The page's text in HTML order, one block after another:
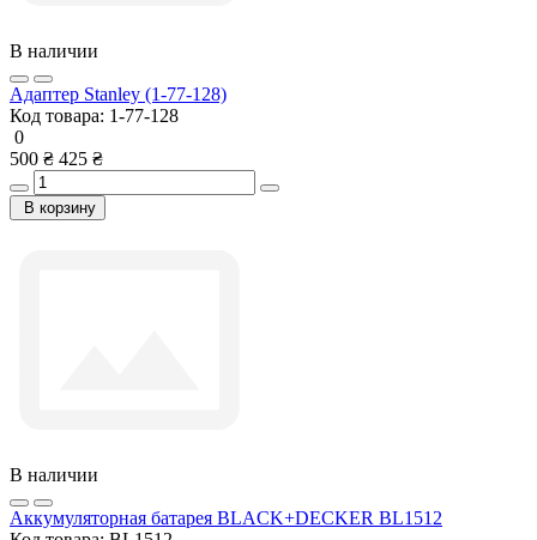
В наличии
Адаптер Stanley (1-77-128)
Код товара: 1-77-128
0
500 ₴ 425 ₴
В корзину
В наличии
Аккумуляторная батарея BLACK+DECKER BL1512